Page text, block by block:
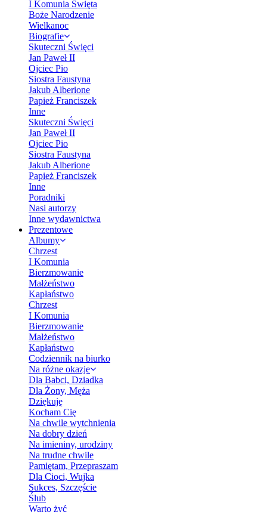
I Komunia Święta
Boże Narodzenie
Wielkanoc
Biografie
Skuteczni Święci
Jan Paweł II
Ojciec Pio
Siostra Faustyna
Jakub Alberione
Papież Franciszek
Inne
Skuteczni Święci
Jan Paweł II
Ojciec Pio
Siostra Faustyna
Jakub Alberione
Papież Franciszek
Inne
Poradniki
Nasi autorzy
Inne wydawnictwa
Prezentowe
Albumy
Chrzest
I Komunia
Bierzmowanie
Małżeństwo
Kapłaństwo
Chrzest
I Komunia
Bierzmowanie
Małżeństwo
Kapłaństwo
Codziennik na biurko
Na różne okazje
Dla Babci, Dziadka
Dla Żony, Męża
Dziękuję
Kocham Cię
Na chwile wytchnienia
Na dobry dzień
Na imieniny, urodziny
Na trudne chwile
Pamiętam, Przepraszam
Dla Cioci, Wujka
Sukces, Szczęście
Ślub
Warto żyć